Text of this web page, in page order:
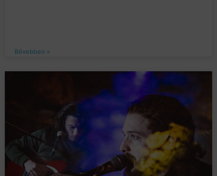
Bővebben »